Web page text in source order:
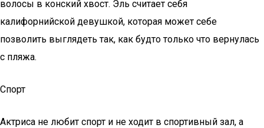
волосы в конский хвост. Эль считает себя
калифорнийской девушкой, которая может себе
позволить выглядеть так, как будто только что вернулась
с пляжа.
Спорт
Актриса не любит спорт и не ходит в спортивный зал, а